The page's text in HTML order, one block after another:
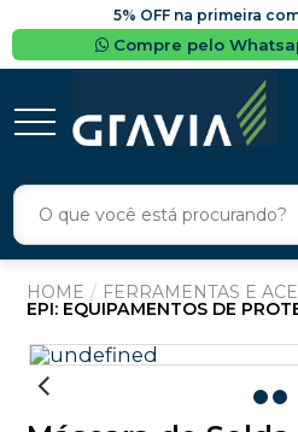
5% OFF na primeira
Compre pelo
FERRAMENTAS E
EPI: EQUIPAMENTOS DE